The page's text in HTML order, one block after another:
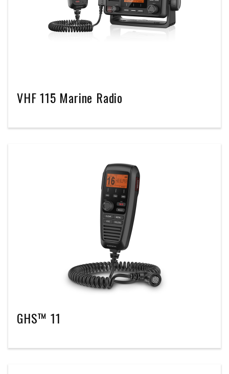
VHF 115 Marine Radio
GHS™ 11